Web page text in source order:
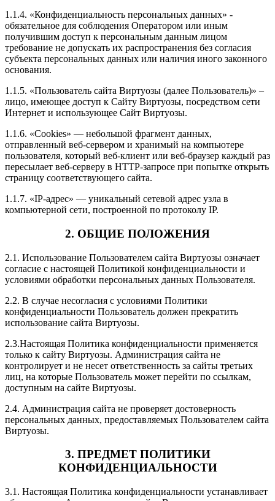
1.1.4. «Конфиденциальность персональных данных» -
обязательное для соблюдения Оператором или иным
получившим доступ к персональным данным лицом
требование не допускать их распространения без согласия
субъекта персональных данных или наличия иного законного
основания.
1.1.5. «Пользователь сайта Виртуозы (далее Пользователь)» –
лицо, имеющее доступ к Сайту Виртуозы, посредством сети
Интернет и использующее Сайт Виртуозы.
1.1.6. «Cookies» — небольшой фрагмент данных,
отправленный веб-сервером и хранимый на компьютере
пользователя, который веб-клиент или веб-браузер каждый раз
пересылает веб-серверу в HTTP-запросе при попытке открыть
страницу соответствующего сайта.
1.1.7. «IP-адрес» — уникальный сетевой адрес узла в
компьютерной сети, построенной по протоколу IP.
2. ОБЩИЕ ПОЛОЖЕНИЯ
2.1. Использование Пользователем сайта Виртуозы означает
согласие с настоящей Политикой конфиденциальности и
условиями обработки персональных данных Пользователя.
2.2. В случае несогласия с условиями Политики
конфиденциальности Пользователь должен прекратить
использование сайта Виртуозы.
2.3.Настоящая Политика конфиденциальности применяется
только к сайту Виртуозы. Администрация сайта не
контролирует и не несет ответственность за сайты третьих
лиц, на которые Пользователь может перейти по ссылкам,
доступным на сайте Виртуозы.
2.4. Администрация сайта не проверяет достоверность
персональных данных, предоставляемых Пользователем сайта
Виртуозы.
3. ПРЕДМЕТ ПОЛИТИКИ
КОНФИДЕНЦИАЛЬНОСТИ
3.1. Настоящая Политика конфиденциальности устанавливает